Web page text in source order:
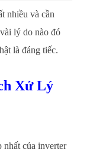
nhiều và cần
lý do nào đó
là đáng tiếc.
Xử Lý
của inverter